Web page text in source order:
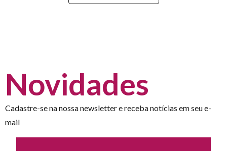
Novidades
Cadastre-se na nossa newsletter e receba notícias em seu e-
mail